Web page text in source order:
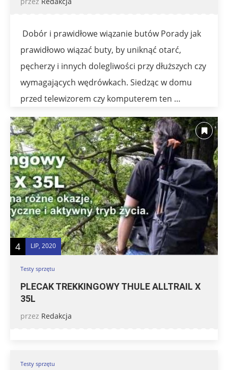
Dobór i prawidłowe wiązanie butów Porady jak
prawidłowo wiązać buty, by uniknąć otarć,
pęcherzy i innych dolegliwości przy dłuższych czy
wymagających wędrówkach. Siedząc w domu
przed telewizorem czy komputerem ten …
4 LIP, 2020
Testy sprzętu
PLECAK TREKKINGOWY THULE ALLTRAIL X
35L
przez Redakcja
Testy sprzętu